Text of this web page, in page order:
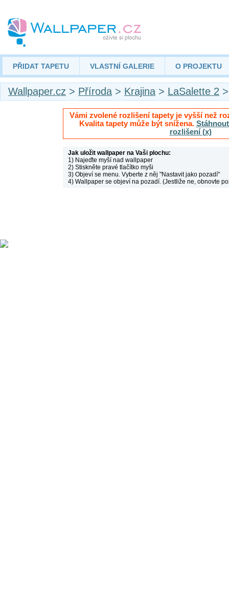
PŘIDAT TAPETU VLASTNÍ GALERIE O PROJEKTU
Wallpaper.cz > Příroda > Krajina > LaSalette 2
Vámi zvolené rozlišení tapety je vyšší než
Kvalita tapety může být snížena.
rozlišení (x)
Jak uložit wallpaper na Vaši plochu:
1) Najeďte myší nad wallpaper
2) Stiskněte pravé tlačítko myši
3) Objeví se menu. Vyberte z něj "Nastavit jako pozadí"
4) Wallpaper se objeví na pozadí. (Jestliže ne, obnovte